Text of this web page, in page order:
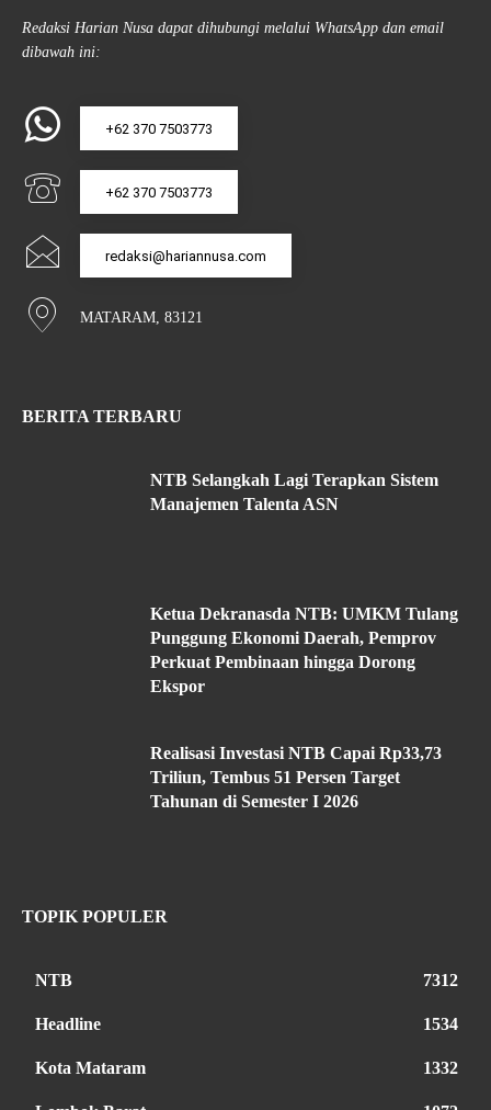
Redaksi Harian Nusa dapat dihubungi melalui WhatsApp dan email
dibawah ini:
+62 370 7503773
+62 370 7503773
redaksi@hariannusa.com
MATARAM, 83121
BERITA TERBARU
NTB Selangkah Lagi Terapkan Sistem
Manajemen Talenta ASN
Ketua Dekranasda NTB: UMKM Tulang
Punggung Ekonomi Daerah, Pemprov
Perkuat Pembinaan hingga Dorong
Ekspor
Realisasi Investasi NTB Capai Rp33,73
Triliun, Tembus 51 Persen Target
Tahunan di Semester I 2026
TOPIK POPULER
NTB 7312
Headline 1534
Kota Mataram 1332